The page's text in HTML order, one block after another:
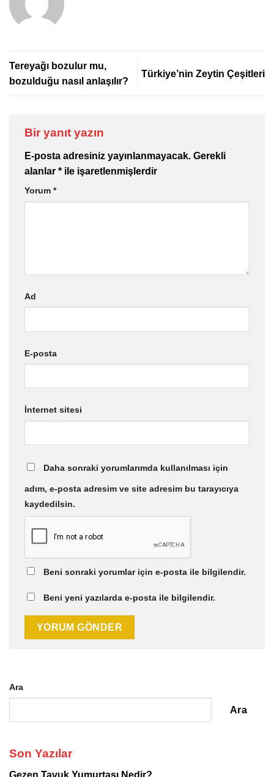
Tereyağı bozulur mu,
bozulduğu nasıl anlaşılır?
Türkiye’nin Zeytin Çeşitleri
Bir yanıt yazın
E-posta adresiniz yayınlanmayacak. Gerekli
alanlar * ile işaretlenmişlerdir
Yorum *
Ad
E-posta
İnternet sitesi
Daha sonraki yorumlarımda kullanılması için
adım, e-posta adresim ve site adresim bu tarayıcıya
kaydedilsin.
Beni sonraki yorumlar için e-posta ile bilgilendir.
Beni yeni yazılarda e-posta ile bilgilendir.
Ara
Ara
Son Yazılar
Gezen Tavuk Yumurtası Nedir?